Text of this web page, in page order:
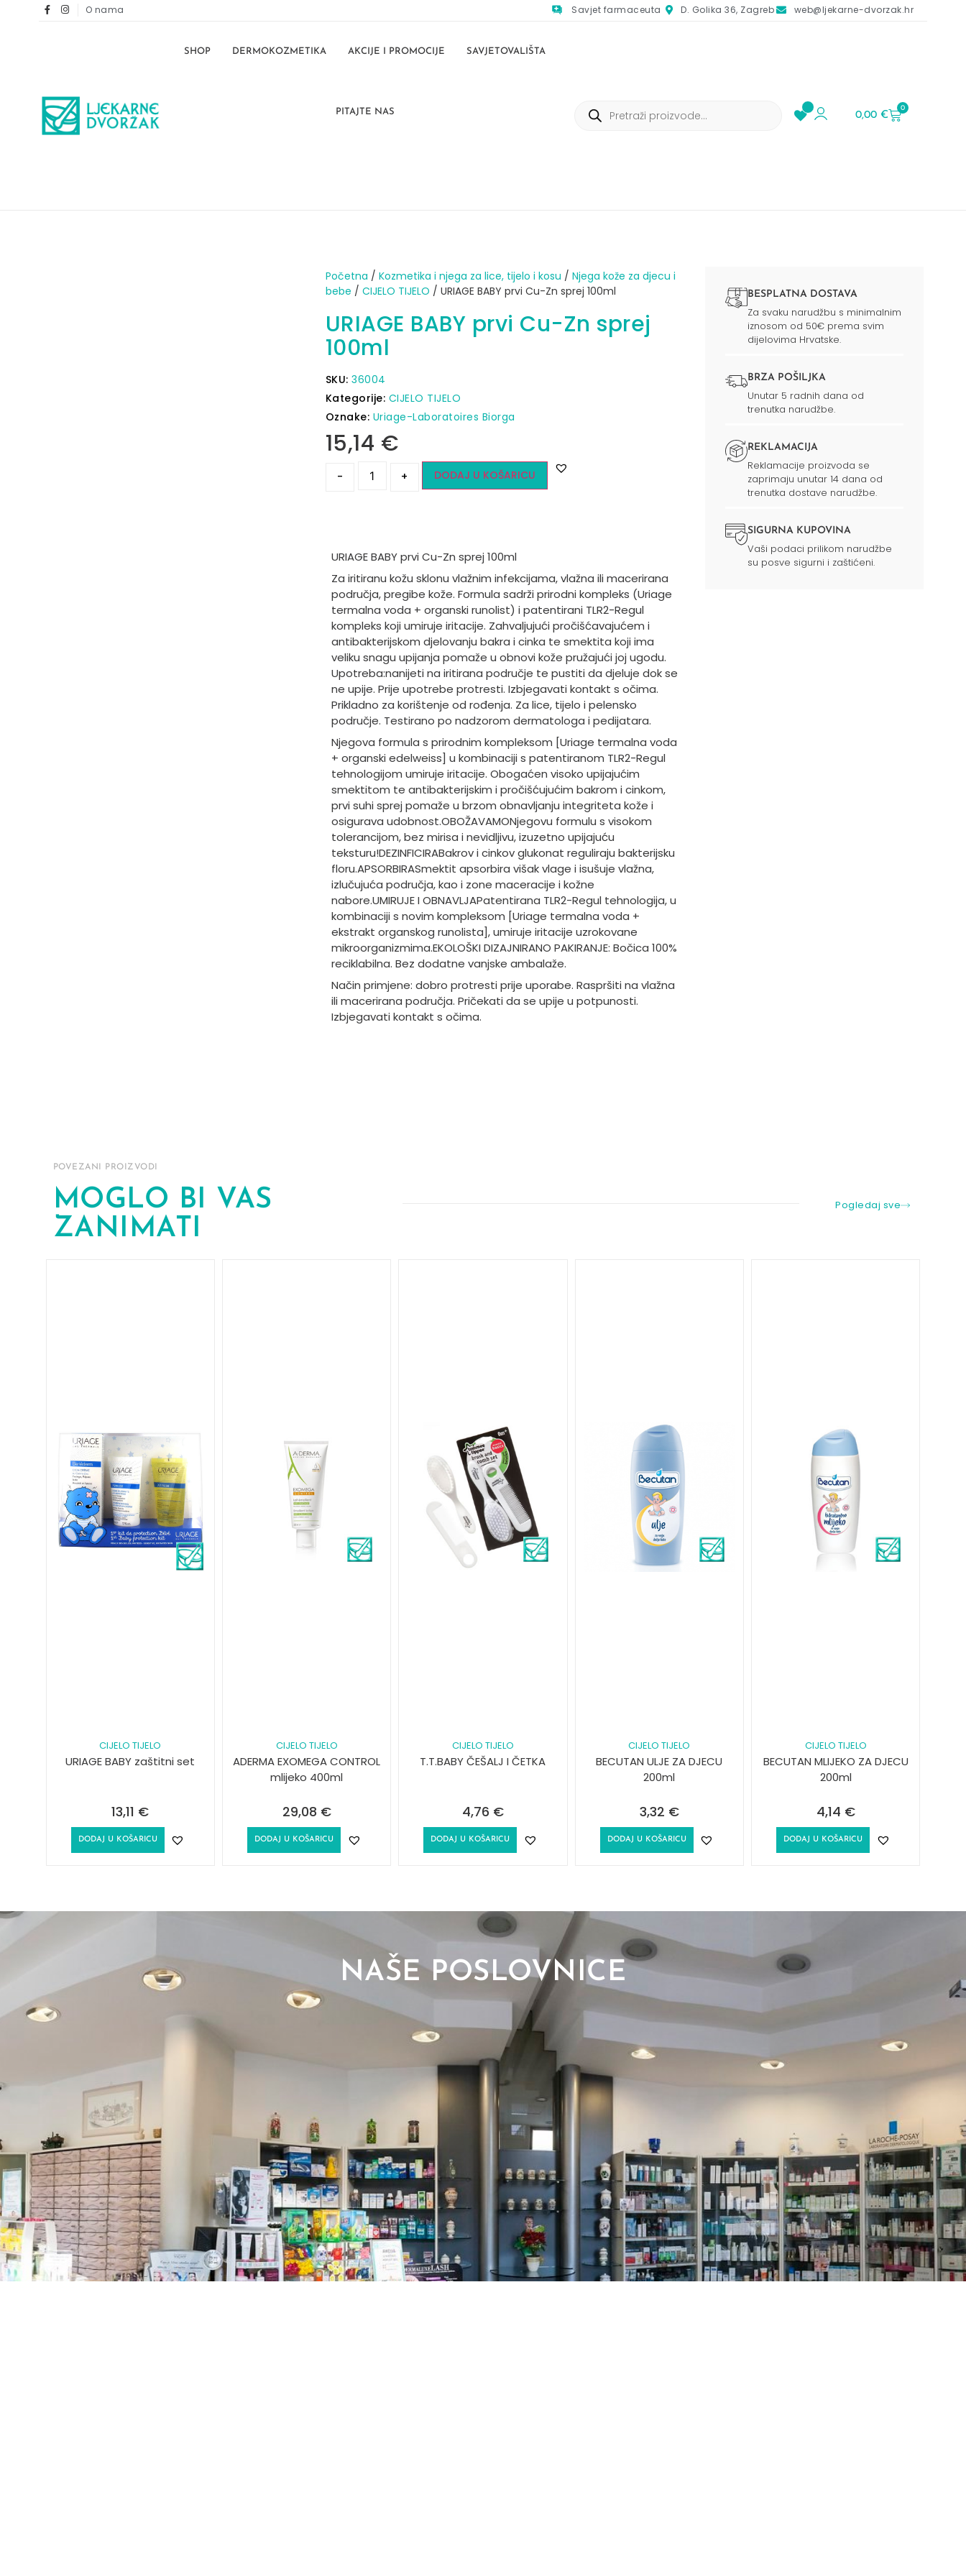
O nama Savjet farmaceuta D. Golika 36, Zagreb web@ljekarne-dvorzak.hr
SHOP DERMOKOZMETIKA AKCIJE I PROMOCIJE SAVJETOVALIŠTA
PITAJTE NAS 0,00€
0
Početna / Kozmetika i njega za lice, tijelo i kosu / Njega kože za djecu i
bebe / CIJELO TIJELO / URIAGE BABY prvi Cu-Zn sprej 100ml
URIAGE BABY prvi Cu-Zn sprej
100ml
SKU: 36004
Kategorije: CIJELO TIJELO
Oznake: Uriage-Laboratoires Biorga
15,14 €
- + DODAJ U KOŠARICU
URIAGE BABY prvi Cu-Zn sprej 100ml
Za iritiranu kožu sklonu vlažnim infekcijama, vlažna ili macerirana
područja, pregibe kože. Formula sadrži prirodni kompleks (Uriage
termalna voda + organski runolist) i patentirani TLR2-Regul
kompleks koji umiruje iritacije. Zahvaljujući pročišćavajućem i
antibakterijskom djelovanju bakra i cinka te smektita koji ima
veliku snagu upijanja pomaže u obnovi kože pružajući joj ugodu.
Upotreba:nanijeti na iritirana područje te pustiti da djeluje dok se
ne upije. Prije upotrebe protresti. Izbjegavati kontakt s očima.
Prikladno za korištenje od rođenja. Za lice, tijelo i pelensko
područje. Testirano po nadzorom dermatologa i pedijatara.
Njegova formula s prirodnim kompleksom [Uriage termalna voda
+ organski edelweiss] u kombinaciji s patentiranom TLR2-Regul
tehnologijom umiruje iritacije. Obogaćen visoko upijajućim
smektitom te antibakterijskim i pročišćujućim bakrom i cinkom,
prvi suhi sprej pomaže u brzom obnavljanju integriteta kože i
osigurava udobnost.OBOŽAVAMONjegovu formulu s visokom
tolerancijom, bez mirisa i nevidljivu, izuzetno upijajuću
teksturu!DEZINFICIRABakrov i cinkov glukonat reguliraju bakterijsku
floru.APSORBIRASmektit apsorbira višak vlage i isušuje vlažna,
izlučujuća područja, kao i zone maceracije i kožne
nabore.UMIRUJE I OBNAVLJAPatentirana TLR2-Regul tehnologija, u
kombinaciji s novim kompleksom [Uriage termalna voda +
ekstrakt organskog runolista], umiruje iritacije uzrokovane
mikroorganizmima.EKOLOŠKI DIZAJNIRANO PAKIRANJE: Bočica 100%
reciklabilna. Bez dodatne vanjske ambalaže.
Način primjene: dobro protresti prije uporabe. Raspršiti na vlažna
ili macerirana područja. Pričekati da se upije u potpunosti.
Izbjegavati kontakt s očima.
BESPLATNA DOSTAVA
Za svaku narudžbu s minimalnim
iznosom od 50€ prema svim
dijelovima Hrvatske.
BRZA POŠILJKA
Unutar 5 radnih dana od
trenutka narudžbe.
REKLAMACIJA
Reklamacije proizvoda se
zaprimaju unutar 14 dana od
trenutka dostave narudžbe.
SIGURNA KUPOVINA
Vaši podaci prilikom narudžbe
su posve sigurni i zaštićeni.
POVEZANI PROIZVODI
MOGLO BI VAS
ZANIMATI
Pogledaj sve
CIJELO TIJELO
URIAGE BABY zaštitni set
13,11 €
DODAJ U KOŠARICU
CIJELO TIJELO
ADERMA EXOMEGA CONTROL
mlijeko 400ml
29,08 €
DODAJ U KOŠARICU
CIJELO TIJELO
T.T.BABY ČEŠALJ I ČETKA
4,76 €
DODAJ U KOŠARICU
CIJELO TIJELO
BECUTAN ULJE ZA DJECU
200ml
3,32 €
DODAJ U KOŠARICU
CIJELO TIJELO
BECUTAN MLIJEKO ZA DJECU
200ml
4,14 €
DODAJ U KOŠARICU
NAŠE POSLOVNICE